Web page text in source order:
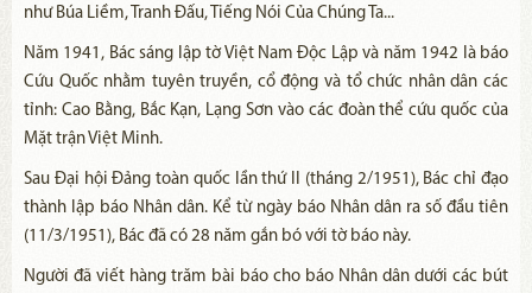
như Búa Liềm, Tranh Đấu, Tiếng Nói Của Chúng Ta...
Năm 1941, Bác sáng lập tờ Việt Nam Độc Lập và năm 1942 là báo
Cứu Quốc nhằm tuyên truyền, cổ động và tổ chức nhân dân các
tỉnh: Cao Bằng, Bắc Kạn, Lạng Sơn vào các đoàn thể cứu quốc của
Mặt trận Việt Minh.
Sau Đại hội Đảng toàn quốc lần thứ II (tháng 2/1951), Bác chỉ đạo
thành lập báo Nhân dân. Kể từ ngày báo Nhân dân ra số đầu tiên
(11/3/1951), Bác đã có 28 năm gắn bó với tờ báo này.
Người đã viết hàng trăm bài báo cho báo Nhân dân dưới các bút